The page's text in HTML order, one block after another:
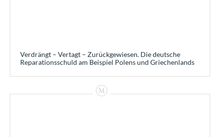
Verdrängt – Vertagt – Zurückgewiesen. Die deutsche
Reparationsschuld am Beispiel Polens und Griechenlands